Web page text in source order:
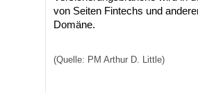
von Seiten Fintechs und
Domäne.
(Quelle: PM Arthur D. Little)